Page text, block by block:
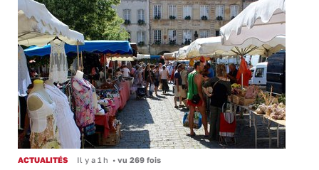
ACTUALITÉS Il y a 1 h • vu 269 fois